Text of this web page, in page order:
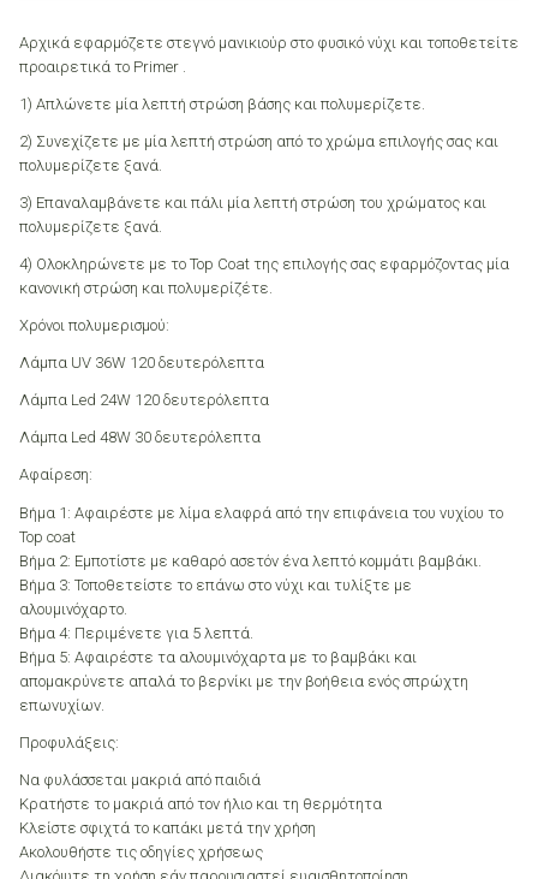
Αρχικά εφαρμόζετε στεγνό μανικιούρ στο φυσικό νύχι και τοποθετείτε
προαιρετικά το Primer .
1) Απλώνετε μία λεπτή στρώση βάσης και πολυμερίζετε.
2) Συνεχίζετε με μία λεπτή στρώση από το χρώμα επιλογής σας και
πολυμερίζετε ξανά.
3) Επαναλαμβάνετε και πάλι μία λεπτή στρώση του χρώματος και
πολυμερίζετε ξανά.
4) Ολοκληρώνετε με το Top Coat της επιλογής σας εφαρμόζοντας μία
κανονική στρώση και πολυμερίζέτε.
Χρόνοι πολυμερισμού:
Λάμπα UV 36W 120 δευτερόλεπτα
Λάμπα Led 24W 120 δευτερόλεπτα
Λάμπα Led 48W 30 δευτερόλεπτα
Αφαίρεση:
Βήμα 1: Αφαιρέστε με λίμα ελαφρά από την επιφάνεια του νυχίου το
Top coat
Βήμα 2: Εμποτίστε με καθαρό ασετόν ένα λεπτό κομμάτι βαμβάκι.
Βήμα 3: Τοποθετείστε το επάνω στο νύχι και τυλίξτε με
αλουμινόχαρτο.
Βήμα 4: Περιμένετε για 5 λεπτά.
Βήμα 5: Αφαιρέστε τα αλουμινόχαρτα με το βαμβάκι και
απομακρύνετε απαλά το βερνίκι με την βοήθεια ενός σπρώχτη
επωνυχίων.
Προφυλάξεις:
Να φυλάσσεται μακριά από παιδιά
Κρατήστε το μακριά από τον ήλιο και τη θερμότητα
Κλείστε σφιχτά το καπάκι μετά την χρήση
Ακολουθήστε τις οδηγίες χρήσεως